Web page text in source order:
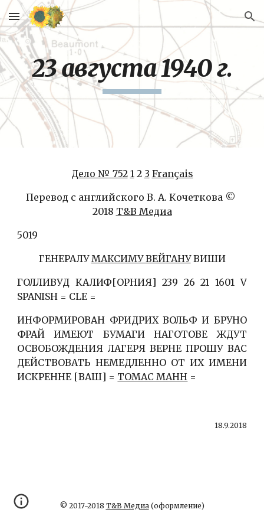
Skip to main content Skip to navigation
23 августа 1940 г.
Дело № 752 1 2 3 Français
Перевод с английского В. А. Кочеткова ©
2018 Т&В Медиа
5019
ГЕНЕРАЛУ МАКСИМУ ВЕЙГАНУ ВИШИ
ГОЛЛИВУД КАЛИФ[ОРНИЯ] 239 26 21 1601 V
SPANISH = CLE =
ИНФОРМИРОВАН ФРИДРИХ ВОЛЬФ И БРУНО
ФРАЙ ИМЕЮТ БУМАГИ НАГОТОВЕ ЖДУТ
ОСВОБОЖДЕНИЯ ЛАГЕРЯ ВЕРНЕ ПРОШУ ВАС
ДЕЙСТВОВАТЬ НЕМЕДЛЕННО ОТ ИХ ИМЕНИ
ИСКРЕННЕ [ВАШ] = ТОМАС МАНН =
18.9.2018
© 2017-2018 Т&В Медиа(оформление)